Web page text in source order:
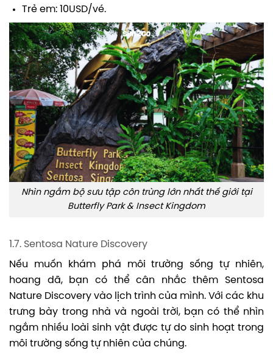
Trẻ em: 10USD/vé.
Nhìn ngắm bộ sưu tập côn trùng lớn nhất thế giới tại
Butterfly Park & Insect Kingdom
1.7. Sentosa Nature Discovery
Nếu muốn khám phá môi trường sống tự nhiên,
hoang dã, bạn có thể cân nhắc thêm Sentosa
Nature Discovery vào lịch trình của mình. Với các khu
trưng bày trong nhà và ngoài trời, bạn có thể nhìn
ngắm nhiều loài sinh vật được tự do sinh hoạt trong
môi trường sống tự nhiên của chúng.